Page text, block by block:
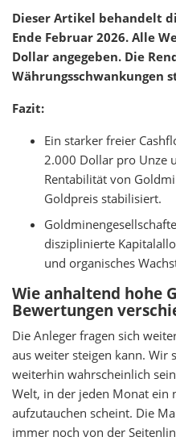
Dieser Artikel behandelt
Ende Februar 2026. Alle
Dollar angegeben. Die
Währungsschwankungen
Fazit:
Ein starker freier
2.000 Dollar pro Unze
Rentabilität von
Goldpreis stabilisiert.
disziplinierte
und organisches
Wie anhaltend hohe
Bewertungen
Die Anleger fragen sich
aus weiter steigen kann. Wir
weiterhin wahrscheinlich
Welt, in der jeden Monat ein
aufzutauchen scheint. Die
immer noch von der